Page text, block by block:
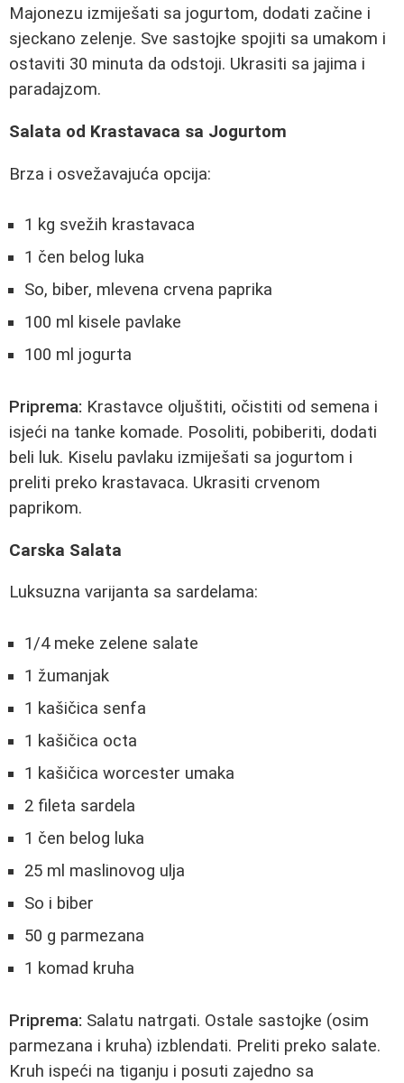
Majonezu izmiješati sa jogurtom, dodati začine i
sjeckano zelenje. Sve sastojke spojiti sa umakom i
ostaviti 30 minuta da odstoji. Ukrasiti sa jajima i
paradajzom.
Salata od Krastavaca sa Jogurtom
Brza i osvežavajuća opcija:
1 kg svežih krastavaca
1 čen belog luka
So, biber, mlevena crvena paprika
100 ml kisele pavlake
100 ml jogurta
Priprema: Krastavce oljuštiti, očistiti od semena i
isjeći na tanke komade. Posoliti, pobiberiti, dodati
beli luk. Kiselu pavlaku izmiješati sa jogurtom i
preliti preko krastavaca. Ukrasiti crvenom
paprikom.
Carska Salata
Luksuzna varijanta sa sardelama:
1/4 meke zelene salate
1 žumanjak
1 kašičica senfa
1 kašičica octa
1 kašičica worcester umaka
2 fileta sardela
1 čen belog luka
25 ml maslinovog ulja
So i biber
50 g parmezana
1 komad kruha
Priprema: Salatu natrgati. Ostale sastojke (osim
parmezana i kruha) izblendati. Preliti preko salate.
Kruh ispeći na tiganju i posuti zajedno sa